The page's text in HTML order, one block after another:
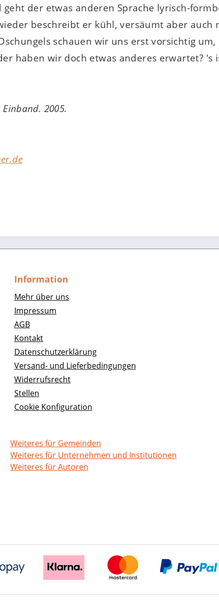
der etwas anderen Sprache lyrisch-
beschreibt er kühl, versäumt aber auch
schauen wir uns erst vorsichtig
haben wir doch etwas anderes erwartet? 's
2005.
Information
Mehr über uns
Impressum
AGB
Kontakt
Datenschutzerklärung
Versand- und Lieferbedingungen
Widerrufsrecht
Stellen
Cookie Konfiguration
Weiteres für Gemeinden
Weiteres für Unternehmen und Institutionen
Weiteres für Autoren